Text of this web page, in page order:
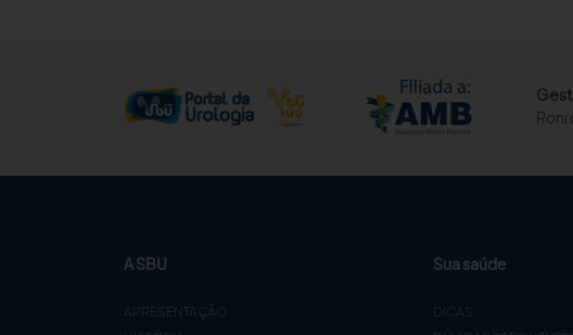
Roni
A SBU
APRESENTAÇÃO
Sua saúde
DICAS